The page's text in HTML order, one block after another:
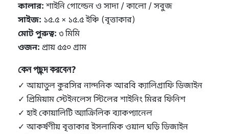
কালার: শাইনি গোল্ডেন ও সাদা / কালো / সবুজ
সাইজ: ১৫.৫ × ১৫.৫ ইঞ্চি (বৃত্তাকার)
মোট পুরুত্ব: ৩ মিমি
ওজন: প্রায় ৫৫০ গ্রাম
কেন পছন্দ করবেন?
✓ আয়াতুল কুরসির নান্দনিক আরবি ক্যালিগ্রাফি ডিজাইন
✓ প্রিমিয়াম স্টেইনলেস স্টিলের শাইনিং মিরর ফিনিশ
✓ হাই কোয়ালিটি অ্যাক্রিলিক ব্যাকপ্যানেল
✓ আকর্ষণীয় বৃত্তাকার ইসলামিক ওয়াল ঘড়ি ডিজাইন